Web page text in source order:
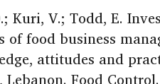
Kuri, V.; Todd, E.
food business
attitudes and
Food